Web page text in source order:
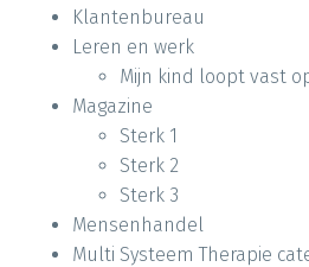
Klantenbureau
Leren en werk
Mijn kind loopt vast
Magazine
Sterk 1
Sterk 2
Sterk 3
Mensenhandel
Multi Systeem Therapie